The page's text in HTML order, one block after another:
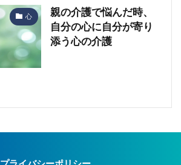
心
親の介護で悩んだ時、
自分の心に自分が寄り
添う心の介護